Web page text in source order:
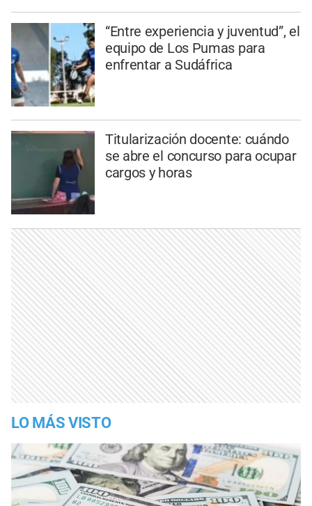
“Entre experiencia y juventud”, el
equipo de Los Pumas para
enfrentar a Sudáfrica
Titularización docente: cuándo
se abre el concurso para ocupar
cargos y horas
LO MÁS VISTO